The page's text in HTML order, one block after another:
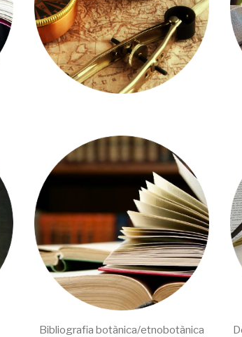
Bibliografia botànica/etnobotànica